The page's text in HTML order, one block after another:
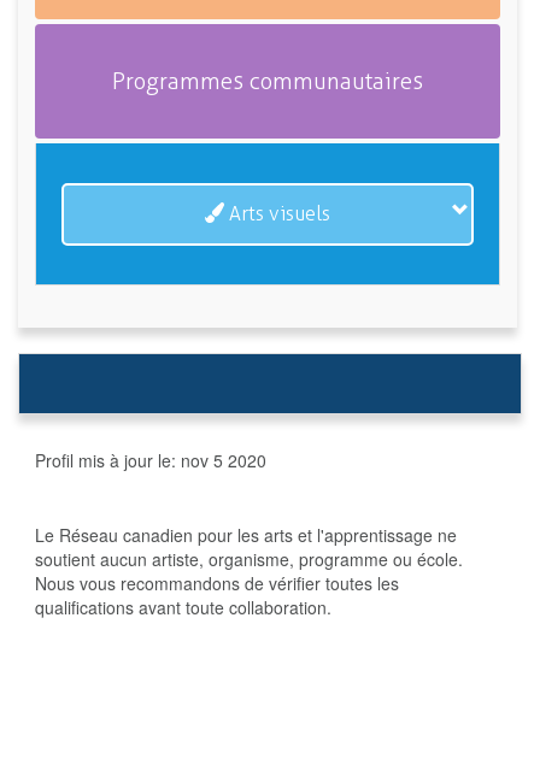
Programmes communautaires
Arts visuels
Profil mis à jour le: nov 5 2020
Le Réseau canadien pour les arts et l'apprentissage ne
soutient aucun artiste, organisme, programme ou école.
Nous vous recommandons de vérifier toutes les
qualifications avant toute collaboration.